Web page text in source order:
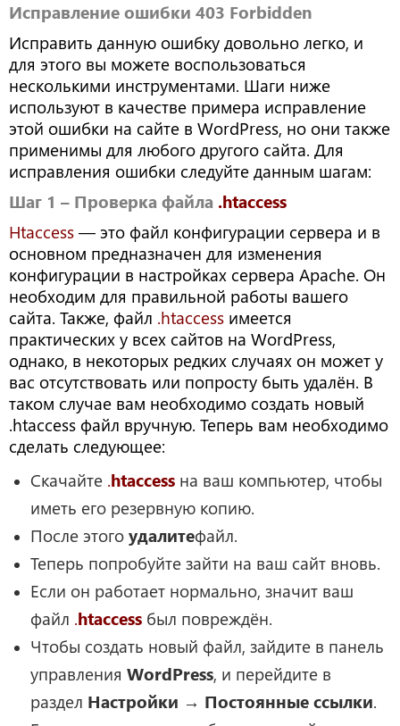
Исправление ошибки 403 Forbidden
Исправить данную ошибку довольно легко, и
для этого вы можете воспользоваться
несколькими инструментами. Шаги ниже
используют в качестве примера исправление
этой ошибки на сайте в WordPress, но они также
применимы для любого другого сайта. Для
исправления ошибки следуйте данным шагам:
Шаг 1 – Проверка файла .htaccess
Htaccess — это файл конфигурации сервера и в
основном предназначен для изменения
конфигурации в настройках сервера Apache. Он
необходим для правильной работы вашего
сайта. Также, файл .htaccess имеется
практических у всех сайтов на WordPress,
однако, в некоторых редких случаях он может у
вас отсутствовать или попросту быть удалён. В
таком случае вам необходимо создать новый
.htaccess файл вручную. Теперь вам необходимо
сделать следующее:
Скачайте .htaсcess на ваш компьютер, чтобы
иметь его резервную копию.
После этого удалитефайл.
Теперь попробуйте зайти на ваш сайт вновь.
Если он работает нормально, значит ваш
файл .htaccess был повреждён.
Чтобы создать новый файл, зайдите в панель
управления WordPress, и перейдите в
раздел Настройки → Постоянные ссылки.